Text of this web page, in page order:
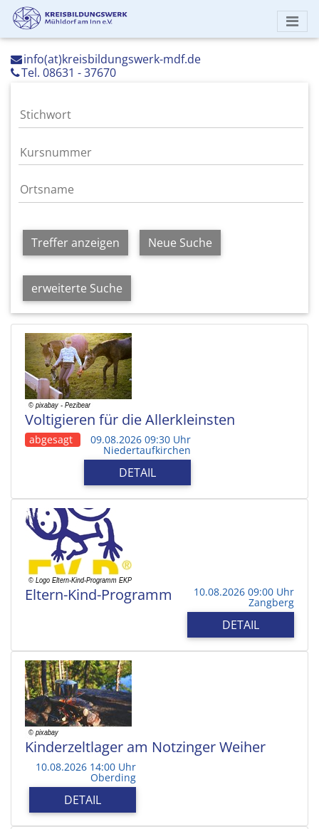
info(at)kreisbildungswerk-mdf.de
Tel. 08631 - 37670
Treffer anzeigen Neue Suche
erweiterte Suche
Voltigieren für die Allerkleinsten
abgesagt 09.08.2026 09:30 Uhr
Niedertaufkirchen
DETAIL
Eltern-Kind-Programm 10.08.2026 09:00 Uhr
Zangberg
DETAIL
Kinderzeltlager am Notzinger Weiher
10.08.2026 14:00 Uhr
Oberding
DETAIL